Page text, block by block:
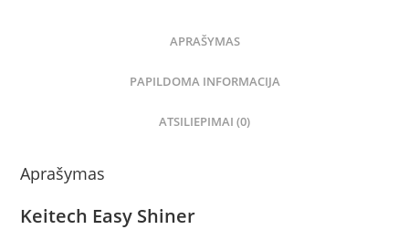
APRAŠYMAS
PAPILDOMA INFORMACIJA
ATSILIEPIMAI (0)
Aprašymas
Keitech Easy Shiner